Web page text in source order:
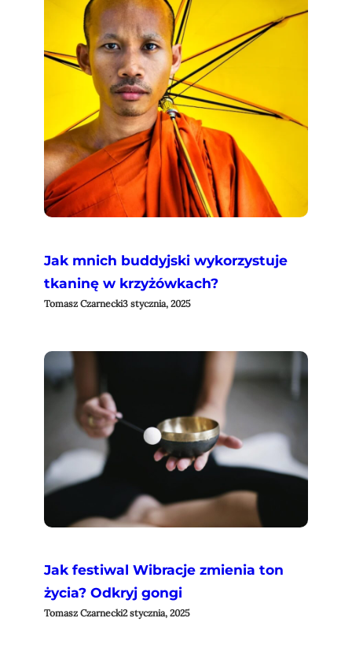
Jak mnich buddyjski wykorzystuje
tkaninę w krzyżówkach?
Tomasz Czarnecki3 stycznia, 2025
Jak festiwal Wibracje zmienia ton
życia? Odkryj gongi
Tomasz Czarnecki2 stycznia, 2025